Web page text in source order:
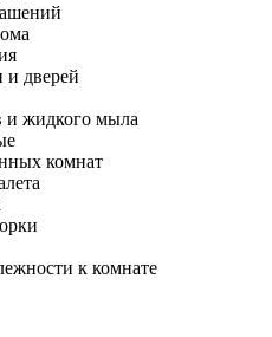
и дверей
и жидкого мыла
комнат
к комнате